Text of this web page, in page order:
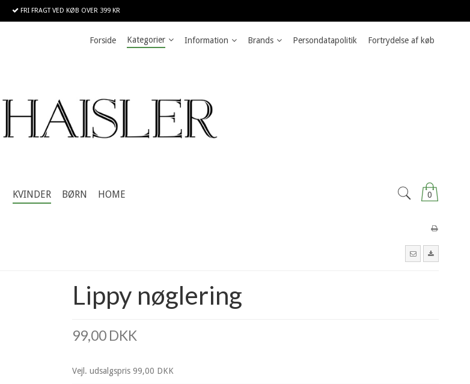
FRI FRAGT VED KØB OVER 399 KR
Forside Kategorier Information Brands Persondatapolitik Fortrydelse af køb
0
KVINDER BØRN HOME
Lippy nøglering
99,00 DKK
Vejl. udsalgspris 99,00 DKK